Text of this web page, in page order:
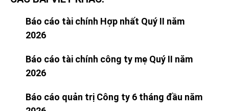
Báo cáo tài chính Hợp nhất Quý II năm
2026
Báo cáo tài chính công ty mẹ Quý II năm
2026
Báo cáo quản trị Công ty 6 tháng đầu năm